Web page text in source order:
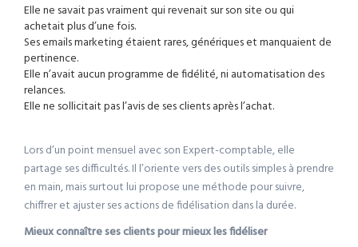
Elle ne savait pas vraiment qui revenait sur son site ou qui
achetait plus d’une fois.
Ses emails marketing étaient rares, génériques et manquaient de
pertinence.
Elle n’avait aucun programme de fidélité, ni automatisation des
relances.
Elle ne sollicitait pas l’avis de ses clients après l’achat.
Lors d’un point mensuel avec son Expert-comptable, elle
partage ses difficultés. Il l’oriente vers des outils simples à prendre
en main, mais surtout lui propose une méthode pour suivre,
chiffrer et ajuster ses actions de fidélisation dans la durée.
Mieux connaître ses clients pour mieux les fidéliser